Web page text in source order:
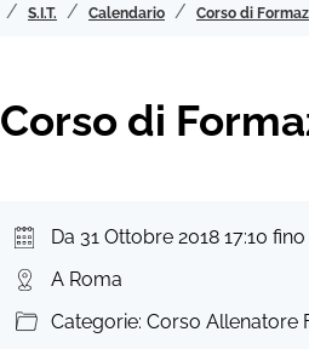
S.I.T. Calendario Corso di
Corso di
Da 31 Ottobre 2018 17:10
A Roma
Categorie: Corso Allenatore